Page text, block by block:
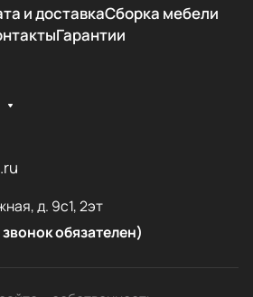
и доставкаСборка мебели
Гарантии
д. 9с1, 2эт
обязателен)